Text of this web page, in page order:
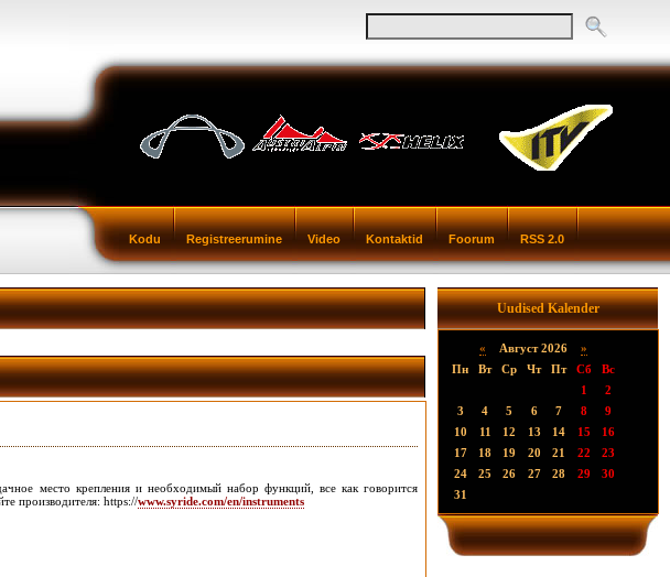
Kodu Registreerumine Video Kontaktid Foorum RSS 2.0
место крепления и необходимый набор функций, все как говорится
производителя: https://www.syride.com/en/instruments
Uudised Kalender
« Август 2026 »
Пн
Вт Ср Чт Пт Сб
Вс
1
2
3
4 5 6 7 8
9
10
11 12 13 14 15
16
17
18 19 20 21 22
23
24
25 26 27 28 29
30
31